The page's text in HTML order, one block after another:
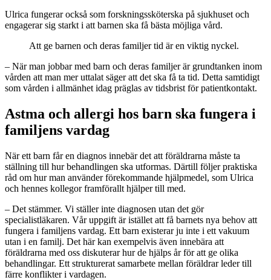
Ulrica fungerar också som forskningssköterska på sjukhuset och
engagerar sig starkt i att barnen ska få bästa möjliga vård.
Att ge barnen och deras familjer tid är en viktig nyckel.
– När man jobbar med barn och deras familjer är grundtanken inom
vården att man mer uttalat säger att det ska få ta tid. Detta samtidigt
som vården i allmänhet idag präglas av tidsbrist för patientkontakt.
Astma och allergi hos barn ska fungera i
familjens vardag
När ett barn får en diagnos innebär det ​att föräldrarna måste ta
ställning till hur behandlingen ska utformas. Därtill följer praktiska
råd om hur man använder förekommande hjälpmedel, som Ulrica
och hennes kollegor framförallt hjälper till med.
– Det stämmer. Vi ställer inte diagnosen utan det gör
specialistläkaren. Vår uppgift är istället att få barnets nya behov att
fungera i​ familjens vardag. Ett barn existerar ju inte i ett vakuum
utan i en familj. Det här kan exempelvis även innebära att ​
föräldrarna med oss diskuterar hur de hjälps år för att ge olika
behandlingar. Ett strukturerat samarbete mellan föräldrar leder till
färre konflikter i vardagen.